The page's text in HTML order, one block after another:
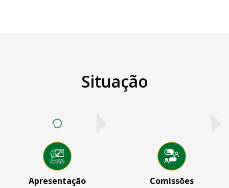
Situação
Apresentação Comissões